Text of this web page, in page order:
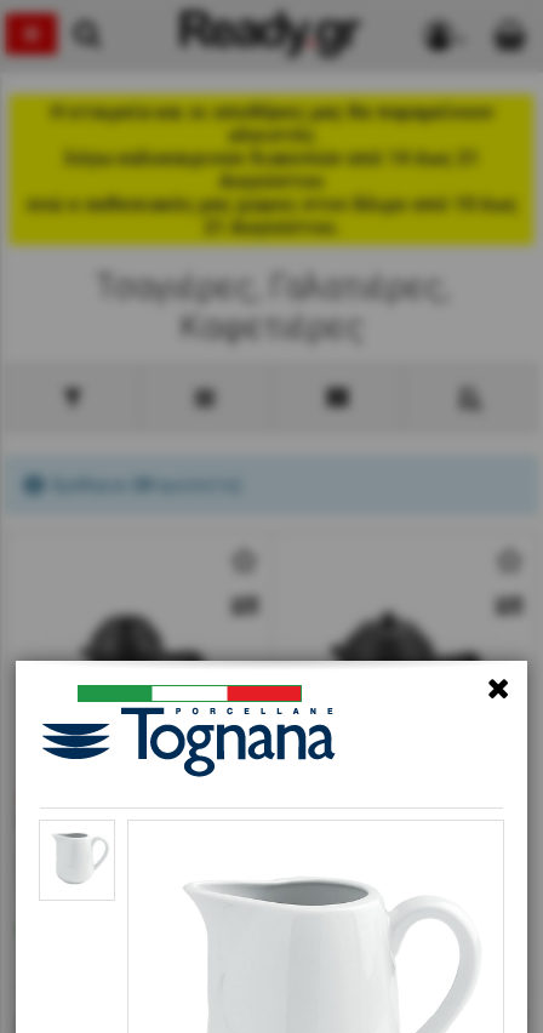
Η εταιρεία και οι αποθήκες μας θα παραμείνουν
κλειστές
λόγω καλοκαιρινών διακοπών από 14 έως 21
Αυγούστου
ενώ ο εκθεσιακός μας χώρος στον Άλιμο από 10 έως
21 Αυγούστου.
Τσαγιέρες, Γαλατιέρες,
Καφετιέρες
[#47784] TW8814
Japan Pot (Σωσιέρα)
πορσελάνης με χερούλι,
17.7xΥ9.3cm, 410ml, μαύρο
[#47785] TW8815
17.6xΥ8.5cm, 300ml, μαύρο
Αποστολή σε 1-2 ημέρες